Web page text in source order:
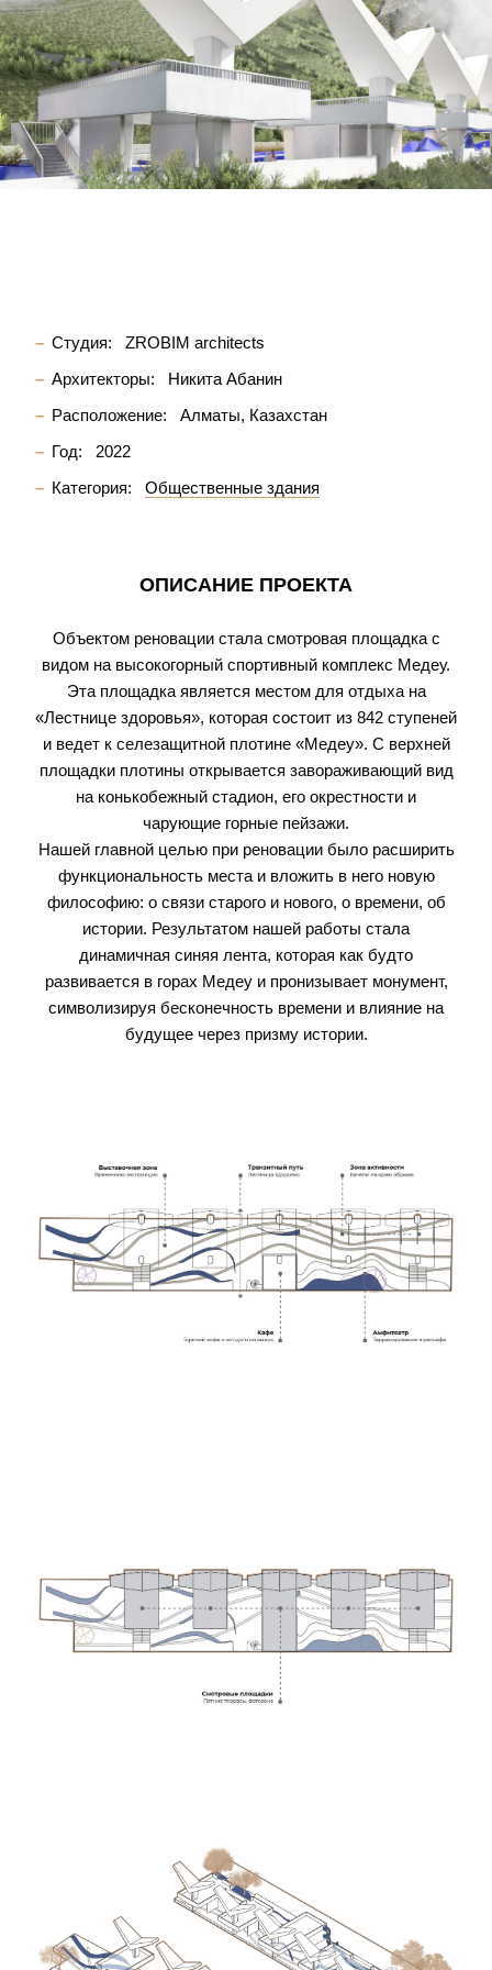
Студия:
ZROBIM architects
Архитекторы:
Никита Абанин
Расположение:
Алматы, Казахстан
Год:
2022
Категория:
Общественные здания
ОПИСАНИЕ ПРОЕКТА
Объектом реновации стала смотровая площадка с
видом на высокогорный спортивный комплекс Медеу.
Эта площадка является местом для отдыха на
«Лестнице здоровья», которая состоит из 842 ступеней
и ведет к селезащитной плотине «Медеу». С верхней
площадки плотины открывается завораживающий вид
на конькобежный стадион, его окрестности и
чарующие горные пейзажи.
Нашей главной целью при реновации было расширить
функциональность места и вложить в него новую
философию: о связи старого и нового, о времени, об
истории. Результатом нашей работы стала
динамичная синяя лента, которая как будто
развивается в горах Медеу и пронизывает монумент,
символизируя бесконечность времени и влияние на
будущее через призму истории.